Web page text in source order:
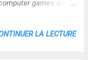
games are
amounted to more
said and in the UK,
LA LECTURE